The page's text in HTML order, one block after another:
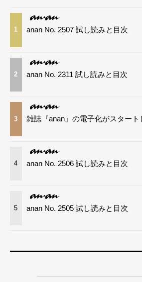
1 anan No. 2507 試し読みと目次
2 anan No. 2311 試し読みと目次
3 雑誌『anan』の電子化がスタート
4 anan No. 2506 試し読みと目次
5 anan No. 2505 試し読みと目次